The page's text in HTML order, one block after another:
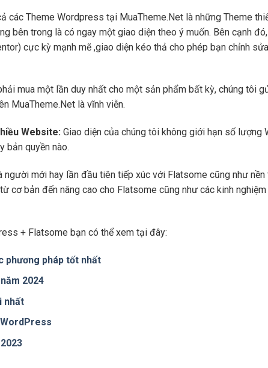
các Theme Wordpress tại MuaTheme.Net là những Theme
bên trong là có ngay một giao diện theo ý muốn. Bên cạnh
cực kỳ mạnh mẽ ,giao diện kéo thả cho phép bạn chỉnh
mua một lần duy nhất cho một sản phẩm bất kỳ, chúng tôi
MuaTheme.Net là vĩnh viễn.
Website: Giao diện của chúng tôi không giới hạn số
bản quyền nào.
người mới hay lần đầu tiên tiếp xúc với Flatsome cũng như
cơ bản đến nâng cao cho Flatsome cũng như các kinh
+ Flatsome bạn có thể xem tại đây:
phương pháp tốt nhất
2024
nhất